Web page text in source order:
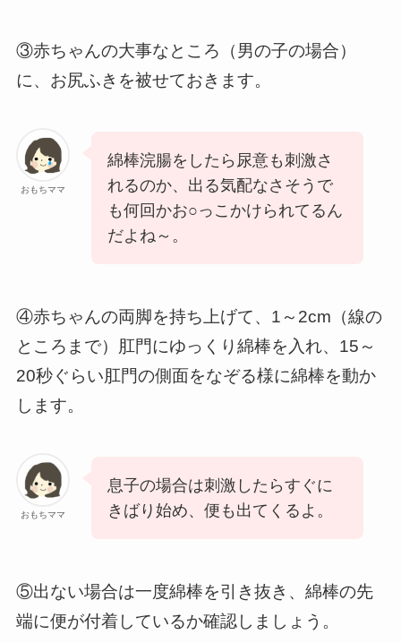
③赤ちゃんの大事なところ（男の子の場合）
に、お尻ふきを被せておきます。
おもちママ
綿棒浣腸をしたら尿意も刺激さ
れるのか、出る気配なさそうで
も何回かお○っこかけられてるん
だよね～。
④赤ちゃんの両脚を持ち上げて、1～2cm（線の
ところまで）肛門にゆっくり綿棒を入れ、15～
20秒ぐらい肛門の側面をなぞる様に綿棒を動か
します。
おもちママ
息子の場合は刺激したらすぐに
きばり始め、便も出てくるよ。
⑤出ない場合は一度綿棒を引き抜き、綿棒の先
端に便が付着しているか確認しましょう。